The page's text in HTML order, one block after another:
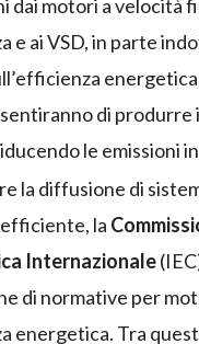
dai motori a velocità
e ai VSD, in parte
di produrre
le emissioni
la diffusione di
la
Internazionale
di normative per
energetica. Tra